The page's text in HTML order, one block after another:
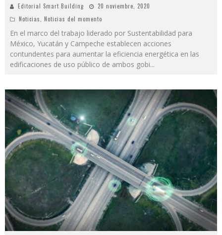
Editorial Smart Building
20 noviembre, 2020
Noticias
Noticias del momento
En el marco del trabajo liderado por Sustentabilidad para
México, Yucatán y Campeche establecen acciones
contundentes para aumentar la eficiencia energética en las
edificaciones de uso público de ambos gobi...